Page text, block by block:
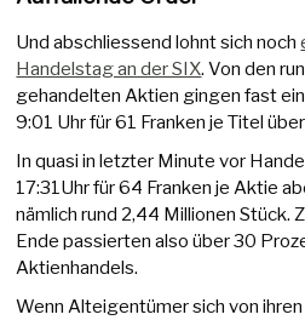
Und abschliessend lohnt sich noch
Handelstag an der SIX. Von den
gehandelten Aktien gingen fast
9:01 Uhr für 61 Franken je Titel
In quasi in letzter Minute vor
17:31Uhr für 64 Franken je Aktie
nämlich rund 2,44 Millionen Stück.
Ende passierten also über 30
Aktienhandels.
Wenn Alteigentümer sich von